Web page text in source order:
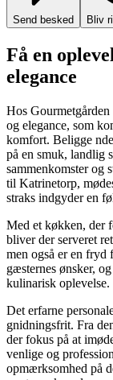
Send besked Bliv
Få en
elegance
Hos
og elegance, som
komfort. Beligge
på en smuk, landlig
sammenkomster og
til Katrinetorp,
straks indgyder en
Med et køkken, der
bliver der serveret
men også er en fryd
gæsternes ønsker,
kulinarisk oplevelse.
Det erfarne
gnidningsfrit. Fra
der fokus på at
venlige og
opmærksomhed på